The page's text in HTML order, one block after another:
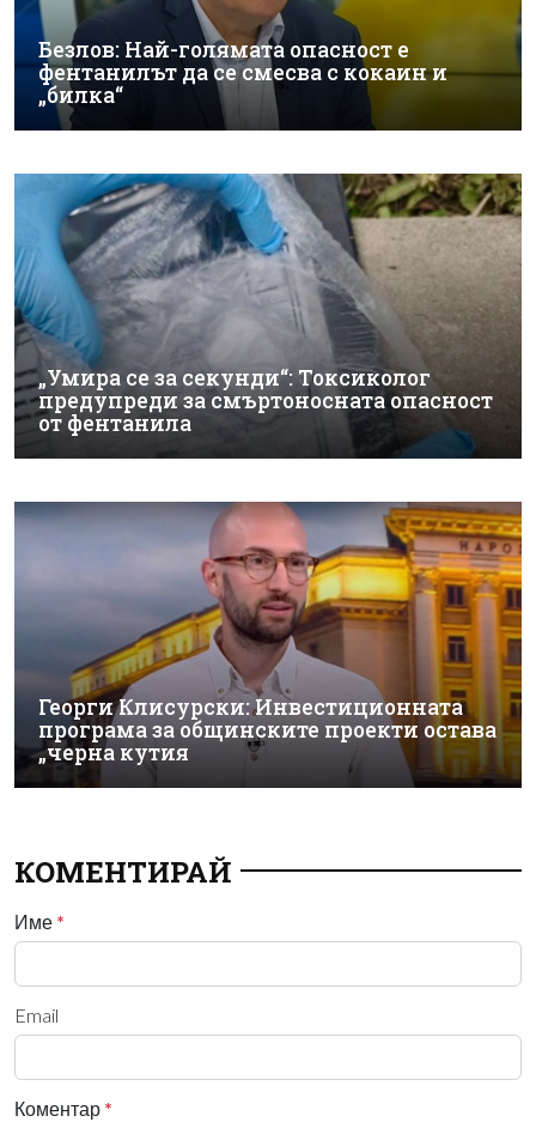
Безлов: Най-голямата опасност е
фентанилът да се смесва с кокаин и
„билка“
„Умира се за секунди“: Токсиколог
предупреди за смъртоносната опасност
от фентанила
Георги Клисурски: Инвестиционната
програма за общинските проекти остава
„черна кутия
КОМЕНТИРАЙ
Име *
Email
Коментар *